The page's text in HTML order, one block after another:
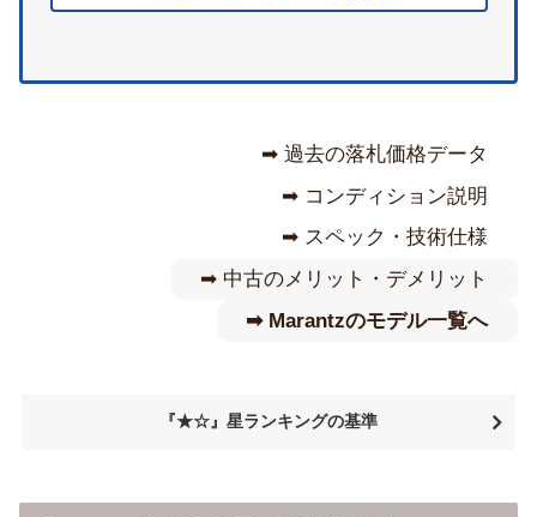
➡︎ 過去の落札価格データ
➡︎ コンディション説明
➡︎ スペック・技術仕様
➡︎ 中古のメリット・デメリット
➡︎ Marantzのモデル一覧へ
『★☆』星ランキングの基準